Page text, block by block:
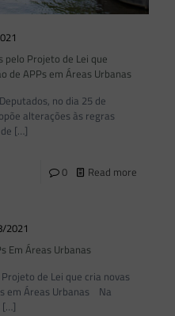
pelo Projeto de Lei que
de APPs em Áreas Urbanas
no dia 25 de
alterações às regras
[…]
0 Read more
2021
Em Áreas Urbanas
de Lei que cria novas
em Áreas Urbanas Na
[…]